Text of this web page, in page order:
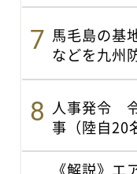
馬毛島の基
などを九州
人事発令
事（陸自20
《解説》エ